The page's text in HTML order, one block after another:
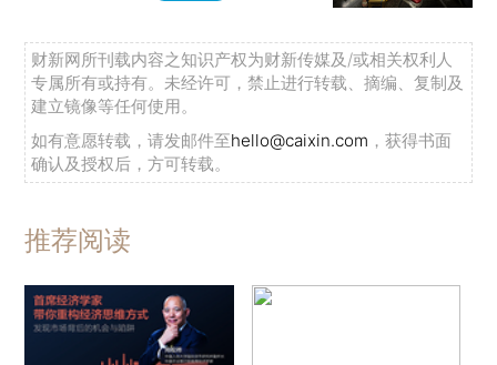
财新网所刊载内容之知识产权为财新传媒及/或相关权利人
专属所有或持有。未经许可，禁止进行转载、摘编、复制及
建立镜像等任何使用。
如有意愿转载，请发邮件至hello@caixin.com ，获得书面
确认及授权后，方可转载。
推荐阅读